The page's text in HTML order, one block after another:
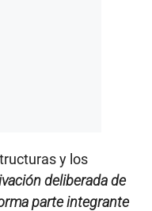
y los
deliberada de
parte integrante